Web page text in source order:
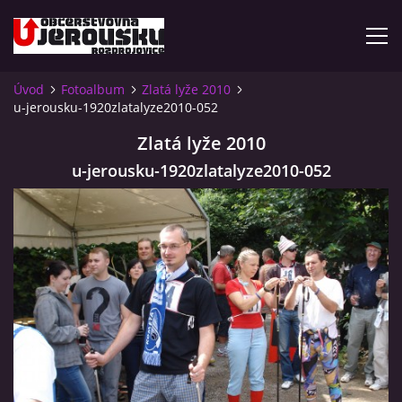
ÚVOD
KDE NÁS NAJDETE?
VIDLÁCKÝ VÍCEBOJ 2023 - VIDEO
OTEVÍRACÍ DOBA
VIDLÁCKÝ VÍCEBOJ 2020 - ČLÁNEK Z ROZDROJOVICKÉ
DRBNY 4/2020
Úvod Fotoalbum
Zlatá lyže 2010
u-jerousku-1920zlatalyze2010-052
Zlatá lyže 2010
u-jerousku-1920zlatalyze2010-052